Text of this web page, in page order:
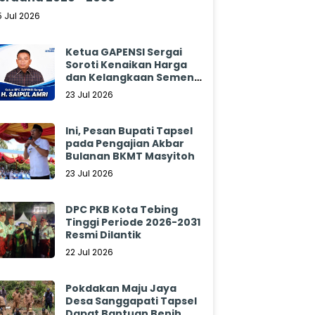
Jul 2026
Ketua GAPENSI Sergai
Soroti Kenaikan Harga
dan Kelangkaan Semen,
Minta Pemerintah
23 Jul 2026
Ini, Pesan Bupati Tapsel
pada Pengajian Akbar
Bulanan BKMT Masyitoh
23 Jul 2026
DPC PKB Kota Tebing
Tinggi Periode 2026-2031
Resmi Dilantik
22 Jul 2026
Pokdakan Maju Jaya
Desa Sanggapati Tapsel